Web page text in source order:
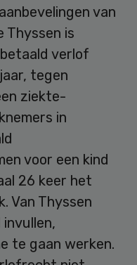
van
Thyssen is
verlof
tegen
ziekte-
in
voor een kind
26 keer het
Van Thyssen
te gaan werken.